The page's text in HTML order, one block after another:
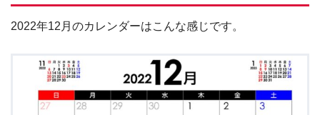
2022年12月のカレンダーはこんな感じです。